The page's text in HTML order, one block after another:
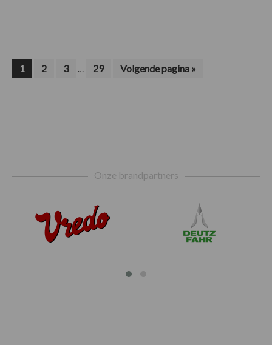
Pagina
1 Pagina
2 Pagina
3
Interim
… Pagina
29
Ga
naar
Volgende pagina »
Onze brandpartners